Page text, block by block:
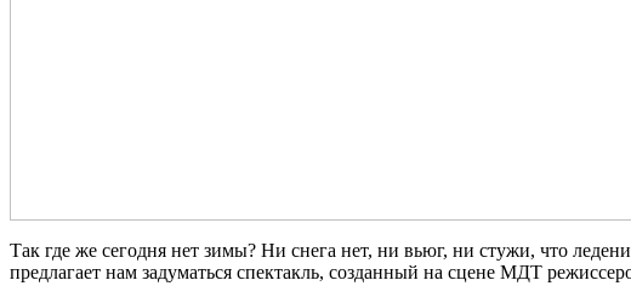
Так где же сегодня нет зимы? Ни снега нет, ни вьюг, ни стужи, что
предлагает нам задуматься спектакль, созданный на сцене МДТ